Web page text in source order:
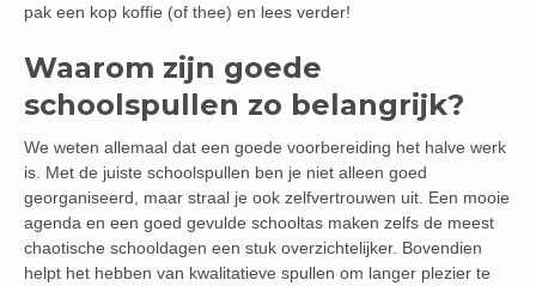
pak een kop koffie (of thee) en lees verder!
Waarom zijn goede
schoolspullen zo belangrijk?
We weten allemaal dat een goede voorbereiding het halve werk
is. Met de juiste schoolspullen ben je niet alleen goed
georganiseerd, maar straal je ook zelfvertrouwen uit. Een mooie
agenda en een goed gevulde schooltas maken zelfs de meest
chaotische schooldagen een stuk overzichtelijker. Bovendien
helpt het hebben van kwalitatieve spullen om langer plezier te